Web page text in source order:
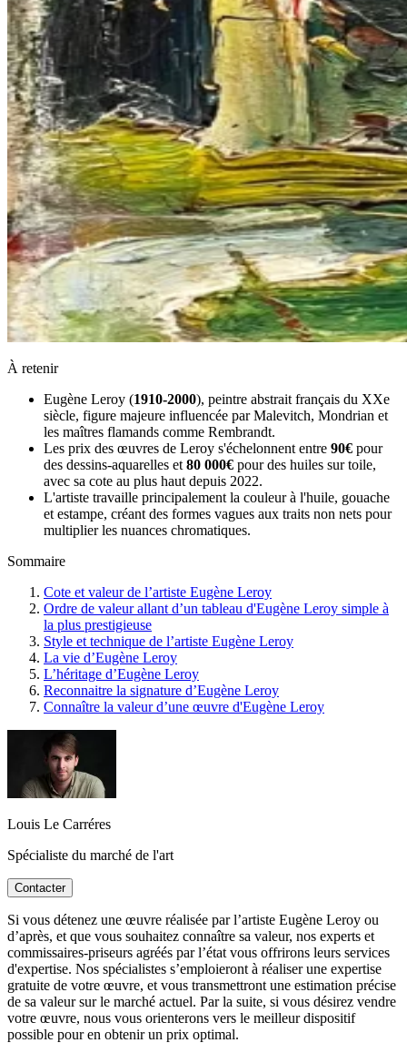
À retenir
Eugène Leroy (1910-2000), peintre abstrait français du XXe
siècle, figure majeure influencée par Malevitch, Mondrian et
les maîtres flamands comme Rembrandt.
Les prix des œuvres de Leroy s'échelonnent entre 90€ pour
des dessins-aquarelles et 80 000€ pour des huiles sur toile,
avec sa cote au plus haut depuis 2022.
L'artiste travaille principalement la couleur à l'huile, gouache
et estampe, créant des formes vagues aux traits non nets pour
multiplier les nuances chromatiques.
Sommaire
Cote et valeur de l’artiste Eugène Leroy
Ordre de valeur allant d’un tableau d'Eugène Leroy simple à
la plus prestigieuse
Style et technique de l’artiste Eugène Leroy
La vie d’Eugène Leroy
L’héritage d’Eugène Leroy
Reconnaitre la signature d’Eugène Leroy
Connaître la valeur d’une œuvre d'Eugène Leroy
Louis Le Carréres
Spécialiste du marché de l'art
Contacter
Si vous détenez une œuvre réalisée par l’artiste Eugène Leroy ou
d’après, et que vous souhaitez connaître sa valeur, nos experts et
commissaires-priseurs agréés par l’état vous offrirons leurs services
d'expertise. Nos spécialistes s’emploieront à réaliser une expertise
gratuite de votre œuvre, et vous transmettront une estimation précise
de sa valeur sur le marché actuel. Par la suite, si vous désirez vendre
votre œuvre, nous vous orienterons vers le meilleur dispositif
possible pour en obtenir un prix optimal.